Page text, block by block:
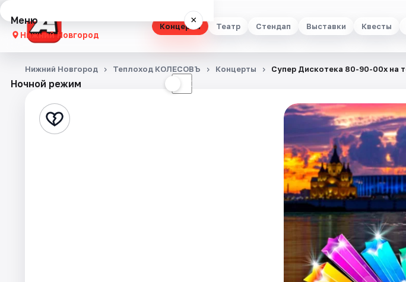
Концерты Театр Стендап Выставки Квесты
Меню ×
Нижний Новгород
Концерты
Стендап
Ночной режим ☾
Нижний Новгород Теплоход КОЛЕСОВЪ Концерты Супер Дискотека 80-90-00х на